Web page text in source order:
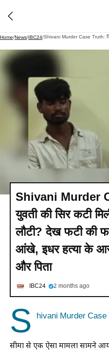
Home/News/IBC24/
Shivani Murder
युवती की सिर कटी
लौटी? देख फटी की
आंखे, इधर हत्या के
और पिता
IBC24 2 months ago
S hivani Murder Case
सीमा से एक ऐसा मामला सामने